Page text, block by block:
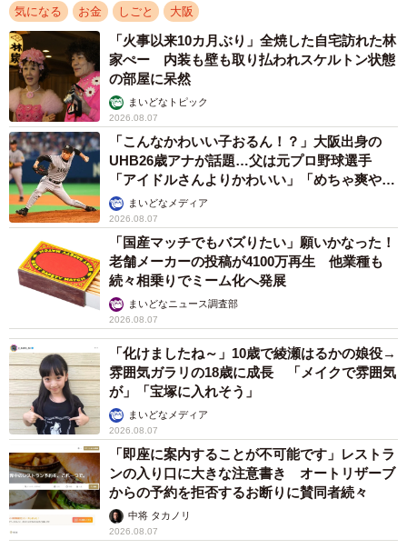
気になる お金 しごと 大阪
「火事以来10カ月ぶり」全焼した自宅訪れた林
家ぺー 内装も壁も取り払われスケルトン状態
の部屋に呆然
まいどなトピック
2026.08.07
「こんなかわいい子おるん！？」大阪出身の
UHB26歳アナが話題…父は元プロ野球選手
「アイドルさんよりかわいい」「めちゃ爽や
か」まいどなメディア
2026.08.07
「国産マッチでもバズりたい」願いかなった！
老舗メーカーの投稿が4100万再生 他業種も
続々相乗りでミーム化へ発展
まいどなニュース調査部
2026.08.07
「化けましたね～」10歳で綾瀬はるかの娘役→
雰囲気ガラリの18歳に成長 「メイクで雰囲気
が」「宝塚に入れそう」
まいどなメディア
2026.08.07
「即座に案内することが不可能です」レストラ
ンの入り口に大きな注意書き オートリザーブ
からの予約を拒否するお断りに賛同者続々
中将 タカノリ
2026.08.07